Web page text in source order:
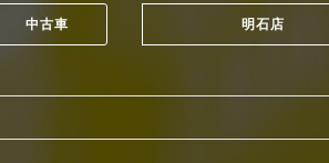
中古車 明石店